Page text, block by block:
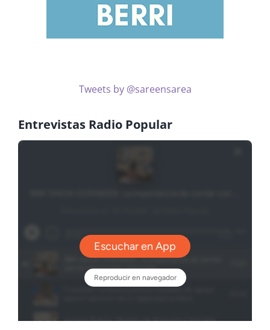
Tweets by @sareensarea
Entrevistas Radio Popular